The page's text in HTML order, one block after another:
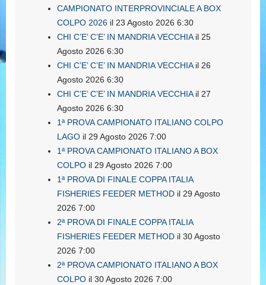
CAMPIONATO INTERPROVINCIALE A BOX
COLPO 2026 il 23 Agosto 2026 6:30
CHI C’E’ C’E’ IN MANDRIA VECCHIAil 25
Agosto 2026 6:30
CHI C’E’ C’E’ IN MANDRIA VECCHIAil 26
Agosto 2026 6:30
CHI C’E’ C’E’ IN MANDRIA VECCHIAil 27
Agosto 2026 6:30
1ª PROVA CAMPIONATO ITALIANO COLPO
LAGO il 29 Agosto 2026 7:00
1ª PROVA CAMPIONATO ITALIANO A BOX
COLPO il 29 Agosto 2026 7:00
1ª PROVA DI FINALE COPPA ITALIA
FISHERIES FEEDER METHOD il 29 Agosto
2026 7:00
2ª PROVA DI FINALE COPPA ITALIA
FISHERIES FEEDER METHOD il 30 Agosto
2026 7:00
2ª PROVA CAMPIONATO ITALIANO A BOX
COLPO il 30 Agosto 2026 7:00